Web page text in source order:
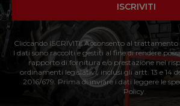
ISCRIVITI
Cliccando ISCRIVITI: Acconsento al trattamento
I dati sono raccolti e gestiti al fine di rendere
rapporto di fornitura e/o prestazione nel
ordinamenti legislativi, inclusi gli artt. 13 e 14
2016/679. Prima di inviare i dati leggere le
Policy.